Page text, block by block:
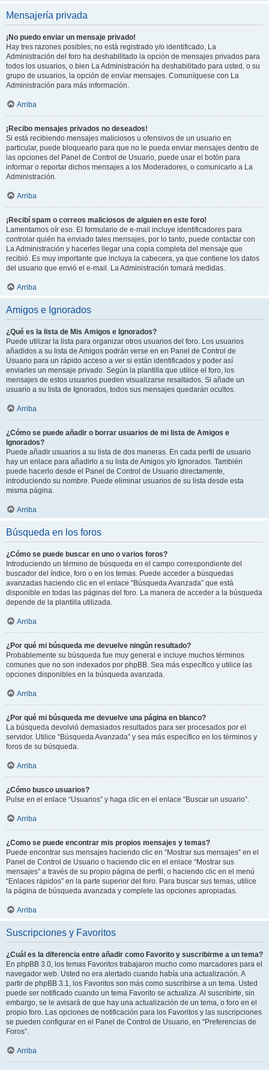
Mensajería privada
¡No puedo enviar un mensaje privado!
Hay tres razones posibles; no está registrado y/o identificado, La
Administración del foro ha deshabilitado la opción de mensajes privados para
todos los usuarios, o bien La Administración ha deshabilitado para usted, o su
grupo de usuarios, la opción de enviar mensajes. Comuníquese con La
Administración para más información.
Arriba
¡Recibo mensajes privados no deseados!
Si está recibiendo mensajes maliciosos u ofensivos de un usuario en
particular, puede bloquearlo para que no le pueda enviar mensajes dentro de
las opciones del Panel de Control de Usuario, puede usar el botón para
informar o reportar dichos mensajes a los Moderadores, o comunicarlo a La
Administración.
Arriba
¡Recibí spam o correos maliciosos de alguien en este foro!
Lamentamos oír eso. El formulario de e-mail incluye identificadores para
controlar quién ha enviado tales mensajes, por lo tanto, puede contactar con
La Administración y hacerles llegar una copia completa del mensaje que
recibió. Es muy importante que incluya la cabecera, ya que contiene los datos
del usuario que envió el e-mail. La Administración tomará medidas.
Arriba
Amigos e Ignorados
¿Qué es la lista de Mis Amigos e Ignorados?
Puede utilizar la lista para organizar otros usuarios del foro. Los usuarios
añadidos a su lista de Amigos podrán verse en en Panel de Control de
Usuario para un rápido acceso a ver si están identificados y poder así
enviarles un mensaje privado. Según la plantilla que utilice el foro, los
mensajes de estos usuarios pueden visualizarse resaltados. Si añade un
usuario a su lista de Ignorados, todos sus mensajes quedarán ocultos.
Arriba
¿Cómo se puede añadir o borrar usuarios de mi lista de Amigos e
Ignorados?
Puede añadir usuarios a su lista de dos maneras. En cada perfil de usuario
hay un enlace para añadirlo a su lista de Amigos y/o Ignorados. También
puede hacerlo desde el Panel de Control de Usuario directamente,
introduciendo su nombre. Puede eliminar usuarios de su lista desde esta
misma página.
Arriba
Búsqueda en los foros
¿Cómo se puede buscar en uno o varios foros?
Introduciendo un término de búsqueda en el campo correspondiente del
buscador del índice, foro o en los temas. Puede acceder a búsquedas
avanzadas haciendo clic en el enlace “Búsqueda Avanzada” que está
disponible en todas las páginas del foro. La manera de acceder a la búsqueda
depende de la plantilla utilizada.
Arriba
¿Por qué mi búsqueda me devuelve ningún resultado?
Probablemente su búsqueda fue muy general e incluye muchos términos
comunes que no son indexados por phpBB. Sea más específico y utilice las
opciones disponibles en la búsqueda avanzada.
Arriba
¿Por qué mi búsqueda me devuelve una página en blanco?
La búsqueda devolvió demasiados resultados para ser procesados por el
servidor. Utilice “Búsqueda Avanzada” y sea más específico en los términos y
foros de su búsqueda.
Arriba
¿Cómo busco usuarios?
Pulse en el enlace “Usuarios” y haga clic en el enlace “Buscar un usuario”.
Arriba
¿Como se puede encontrar mis propios mensajes y temas?
Puede encontrar sus mensajes haciendo clic en “Mostrar sus mensajes” en el
Panel de Control de Usuario o haciendo clic en el enlace “Mostrar sus
mensajes” a través de su propio página de perfil, o haciendo clic en el menú
“Enlaces rápidos” en la parte superior del foro. Para buscar sus temas, utilice
la página de búsqueda avanzada y complete las opciones apropiadas.
Arriba
Suscripciones y Favoritos
¿Cuál es la diferencia entre añadir como Favorito y suscribirme a un tema?
En phpBB 3.0, los temas Favoritos trabajaron mucho como marcadores para el
navegador web. Usted no era alertado cuando había una actualización. A
partir de phpBB 3.1, los Favoritos son más como suscribirse a un tema. Usted
puede ser notificado cuando un tema Favorito se actualiza. Al suscribirte, sin
embargo, se le avisará de que hay una actualización de un tema, o foro en el
propio foro. Las opciones de notificación para los Favoritos y las suscripciones
se pueden configurar en el Panel de Control de Usuario, en “Preferencias de
Foros”.
Arriba